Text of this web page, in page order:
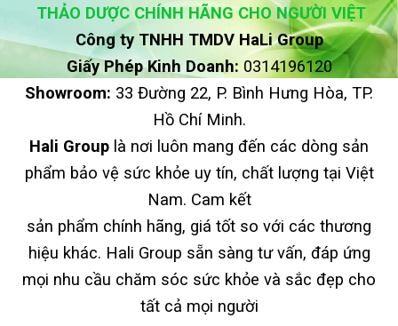
THẢO DƯỢC CHÍNH HÃNG CHO NGƯỜI VIỆT
Công ty TNHH TMDV HaLi Group
Giấy Phép Kinh Doanh: 0314196120
Showroom: 33 Đường 22, P. Bình Hưng Hòa, TP.
Hồ Chí Minh.
Hali Group là nơi luôn mang đến các dòng sản
phẩm bảo vệ sức khỏe uy tín, chất lượng tại Việt
Nam. Cam kết
sản phẩm chính hãng, giá tốt so với các thương
hiệu khác. Hali Group sẵn sàng tư vấn, đáp ứng
mọi nhu cầu chăm sóc sức khỏe và sắc đẹp cho
tất cả mọi người